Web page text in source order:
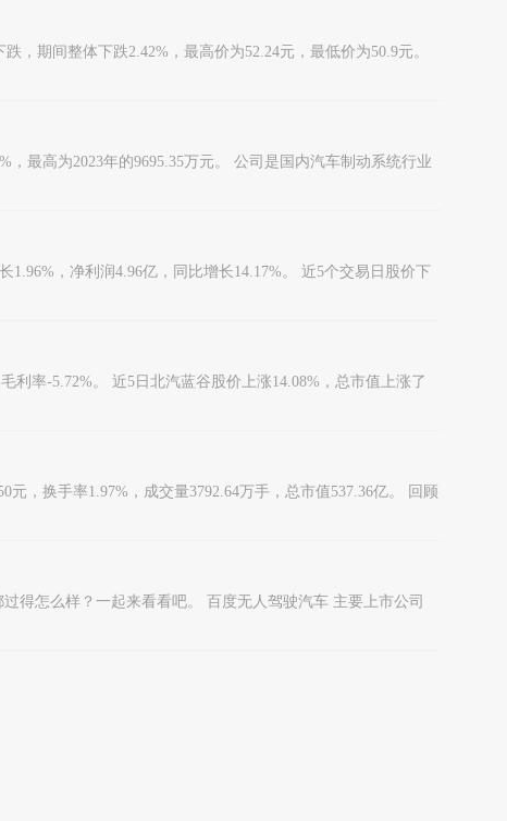
期间整体下跌2.42%，最高价为52.24元，最低价为50.9元。
最高为2023年的9695.35万元。 公司是国内汽车制动系统行业
，净利润4.96亿，同比增长14.17%。 近5个交易日股价下
利率-5.72%。 近5日北汽蓝谷股价上涨14.08%，总市值上涨了
，换手率1.97%，成交量3792.64万手，总市值537.36亿。 回顾
得怎么样？一起来看看吧。 百度无人驾驶汽车 主要上市公司